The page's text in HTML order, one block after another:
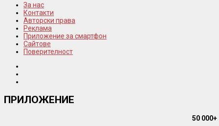
За нас
Контакти
Авторски права
Реклама
Приложение за смартфон
Сайтове
Поверителност
ПРИЛОЖЕНИЕ
50